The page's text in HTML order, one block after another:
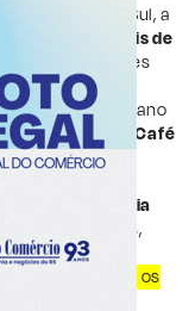
a
cafés especiais de
empreendedores
do Café
reforço neste ano
sócios do Café
toda a cadeia
torrefadores,
é aberto ao
sensorial, os